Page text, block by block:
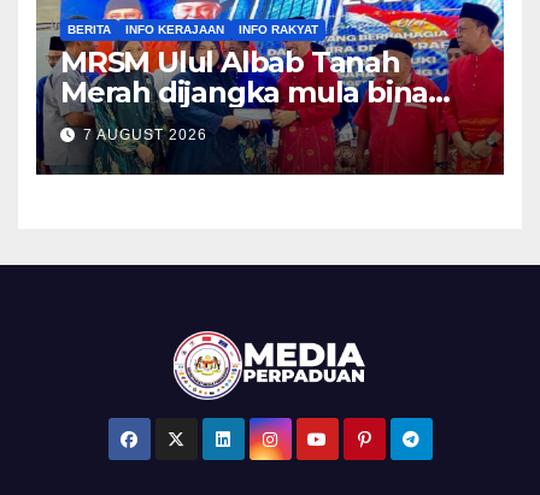
BERITA INFO KERAJAAN INFO RAKYAT
MRSM Ulul Albab Tanah
Merah dijangka mula bina
sebelum April tahun depan –
Asyraf Wajdi
7 AUGUST 2026